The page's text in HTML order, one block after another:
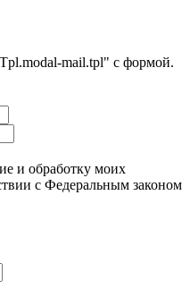
mail.tpl" с формой.
и обработку моих
с Федеральным законом